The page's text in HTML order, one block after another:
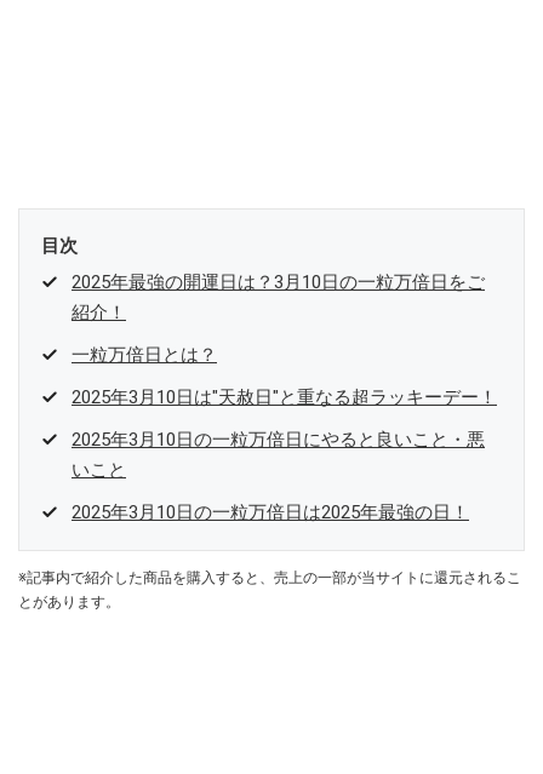
目次
2025年最強の開運日は？3月10日の一粒万倍日をご
紹介！
一粒万倍日とは？
2025年3月10日は"天赦日"と重なる超ラッキーデー！
2025年3月10日の一粒万倍日にやると良いこと・悪
いこと
2025年3月10日の一粒万倍日は2025年最強の日！
※記事内で紹介した商品を購入すると、売上の一部が当サイトに還元されるこ
とがあります。